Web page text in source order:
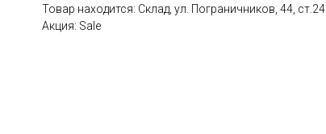
Товар находится: Склад, ул. Пограничников, 44, ст.24
Акция: Sale